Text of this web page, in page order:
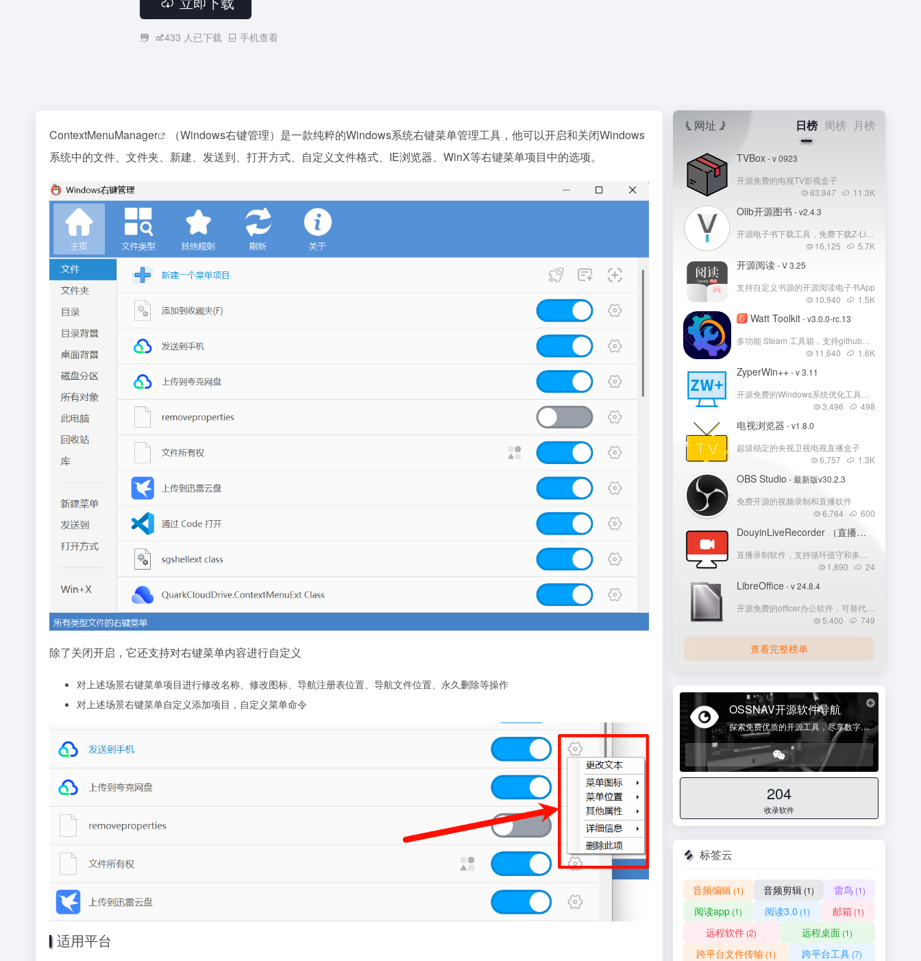
433 人已下载 手机查看
ContextMenuManager
（Windows右键管理）是一款纯粹的Windows系统右键菜单管理工具，他可以开启和关闭Windows
系统中的文件、文件夹、新建、发送到、打开方式、自定义文件格式、IE浏览器、WinX等右键菜单项目中的选项。
除了关闭开启，它还支持对右键菜单内容进行自定义
对上述场景右键菜单项目进行修改名称、修改图标、导航注册表位置、导航文件位置、永久删除等操作
对上述场景右键菜单自定义添加项目，自定义菜单命令
适用平台
网址 日榜 周榜 月榜
TVBox- v 0923
开源免费的电视TV影视盒子
63,947
11.3K
Olib开源图书 - v2.4.3
16,125
5.7K
开源阅读- V 3.25
支持自定义书源的开源阅读电子书App
10,940
1.5K
Watt Toolkit- v3.0.0-rc.13
11,640
1.6K
ZyperWin++- v 3.11
3,496
498
电视浏览器 - v1.8.0
超级稳定的央视卫视电视直播盒子
6,757
1.3K
OBS Studio - 最新版v30.2.3
免费开源的视频录制和直播软件
6,764
600
DouyinLiveRecorder （直播录制）
1,890
24
LibreOffice- v 24.8.4
5,400
749
查看完整榜单
OSSNAV开源软件导航
探索免费优质的开源工具，尽享数字自由！
204
收录软件
标签云
音频编辑 (1) 音频剪辑 (1) 雷鸟(1)
阅读app (1) 阅读3.0 (1) 邮箱 (1)
远程软件 (2) 远程桌面 (1)
跨平台文件传输 (1) 跨平台工具 (7)